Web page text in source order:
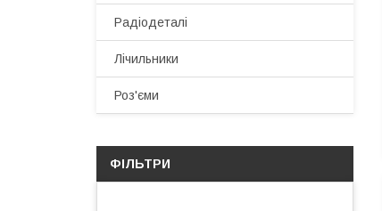
Радіодеталі
Лічильники
Роз'єми
ФІЛЬТРИ